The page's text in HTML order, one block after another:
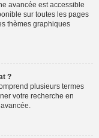
avancée est accessible
sur toutes les pages
thèmes graphiques
?
plusieurs termes
votre recherche en